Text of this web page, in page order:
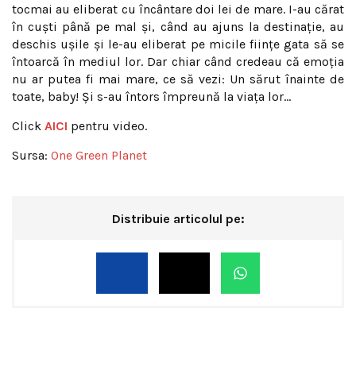
tocmai au eliberat cu încântare doi lei de mare. I-au cărat
în cuști până pe mal și, când au ajuns la destinație, au
deschis ușile și le-au eliberat pe micile ființe gata să se
întoarcă în mediul lor. Dar chiar când credeau că emoția
nu ar putea fi mai mare, ce să vezi: Un sărut înainte de
toate, baby! Și s-au întors împreună la viața lor…
Click AICI pentru video.
Sursa: One Green Planet
Distribuie articolul pe: